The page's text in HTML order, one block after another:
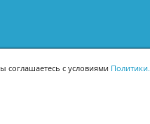
соглашаетесь с условиями Политики.